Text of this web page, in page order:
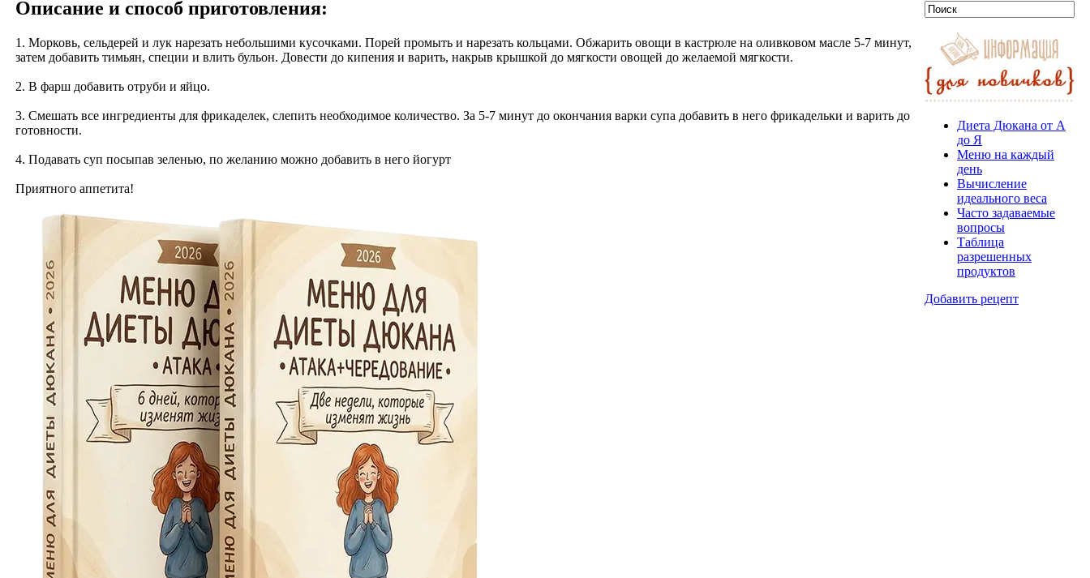
Описание и способ приготовления:
1. Морковь, сельдерей и лук нарезать небольшими кусочками. Порей промыть и нарезать кольцами. Обжарить овощи в кастрюле на оливковом масле 5-7 минут,
затем добавить тимьян, специи и влить бульон. Довести до кипения и варить, накрыв крышкой до мягкости овощей до желаемой мягкости.
2. В фарш добавить отруби и яйцо.
3. Смешать все ингредиенты для фрикаделек, слепить необходимое количество. За 5-7 минут до окончания варки супа добавить в него фрикадельки и варить до
готовности.
4. Подавать суп посыпав зеленью, по желанию можно добавить в него йогурт
Приятного аппетита!
Диета Дюкана от А
до Я
Меню на каждый
день
Вычисление
идеального веса
Часто задаваемые
вопросы
Таблица
разрешенных
продуктов
Добавить рецепт